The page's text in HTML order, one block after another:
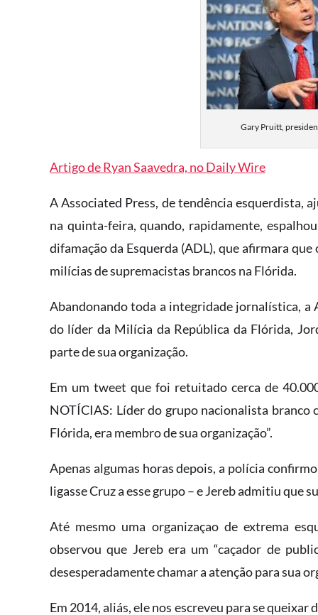
Gary Pruitt,
Artigo de Ryan Saavedra, no Daily Wire
A Associated Press, ​de tendência esquerd​ista,
na quinta-feira, quando, rapidamente,
difamação da Esquerda (ADL), que afirm​ara
milícias​ de​ suprema​cista​s branc​os na Flórida.
Abandonando toda a integridade jornalística, a
do líder da Milícia da República da Flórida,
parte de sua organização.
Em um tweet que ​foi retuitado cerca de
NOTÍCIAS: Líder do grupo nacionalista
Flórida​,​ ​era membro de sua organização”.
Apenas algumas horas depois, a polícia
lig​asse Cruz a es​se grupo – e Jereb admitiu que
​Até mesmo ​uma organizaçao de extrema
observou que Jereb era um “​caçador de
desesperadamente ​chamar ​a atenção para sua
Em 2014, ​aliás, ele nos escreveu para se